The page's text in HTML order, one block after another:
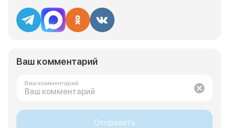
Ваш комментарий
Ваш комментарий
Отправить